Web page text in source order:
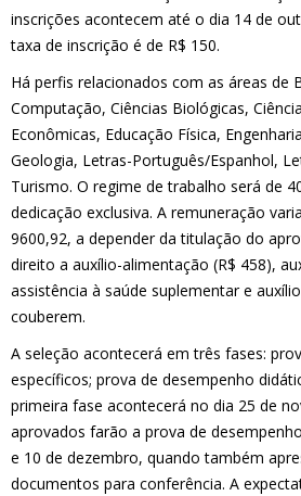
inscrições acontecem até o dia 14 de
taxa de inscrição é de R$ 150.
Há perfis relacionados com as áreas de
Computação, Ciências Biológicas,
Econômicas, Educação Física,
Geologia, Letras-Português/Espanhol,
Turismo. O regime de trabalho será de
dedicação exclusiva. A remuneração
9600,92, a depender da titulação do
direito a auxílio-alimentação (R$ 458),
assistência à saúde suplementar e
couberem.
A seleção acontecerá em três fases:
específicos; prova de desempenho
primeira fase acontecerá no dia 25 de
aprovados farão a prova de
e 10 de dezembro, quando também
documentos para conferência. A